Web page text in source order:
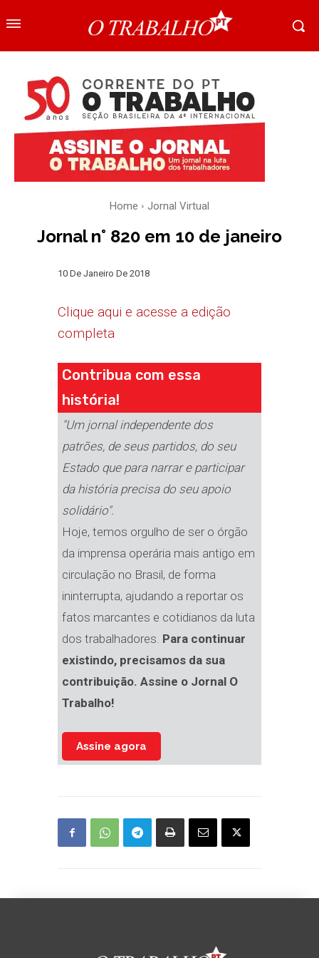
Home Jornal Virtual
Jornal n° 820 em 10 de janeiro
10 De Janeiro De 2018
Clique aqui e acesse a edição
completa
Contribua com essa
história!
"Um jornal independente dos
patrões, de seus partidos, do seu
Estado que para narrar e participar
da história precisa do seu apoio
solidário".
Hoje, temos orgulho de ser o órgão
da imprensa operária mais antigo em
circulação no Brasil, de forma
ininterrupta, ajudando a reportar os
fatos marcantes e cotidianos da luta
dos trabalhadores. Para continuar
existindo, precisamos da sua
contribuição. Assine o Jornal O
Trabalho!
Assine agora